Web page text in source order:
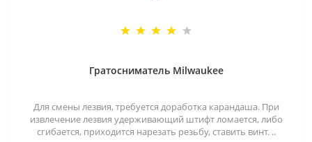
Гратосниматель Milwaukee
Для смены лезвия, требуется доработка карандаша. При
извлечение лезвия удерживающий штифт ломается, либо
сгибается, приходится нарезать резьбу, ставить винт. ..